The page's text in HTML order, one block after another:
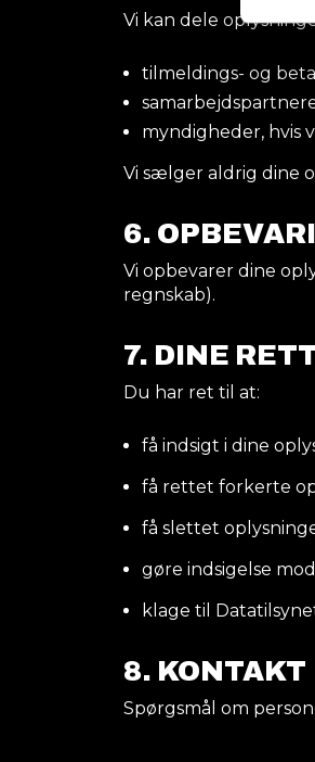
Vi kan dele
tilmeldings- og
myndigheder, hvis
Vi sælger aldrig dine
6.
Vi opbevarer dine
regnskab).
7. DINE
Du har ret til at:
få indsigt i dine
få rettet forkerte
få slettet
gøre indsigelse
klage til
8. KONTAKT
Spørgsmål om